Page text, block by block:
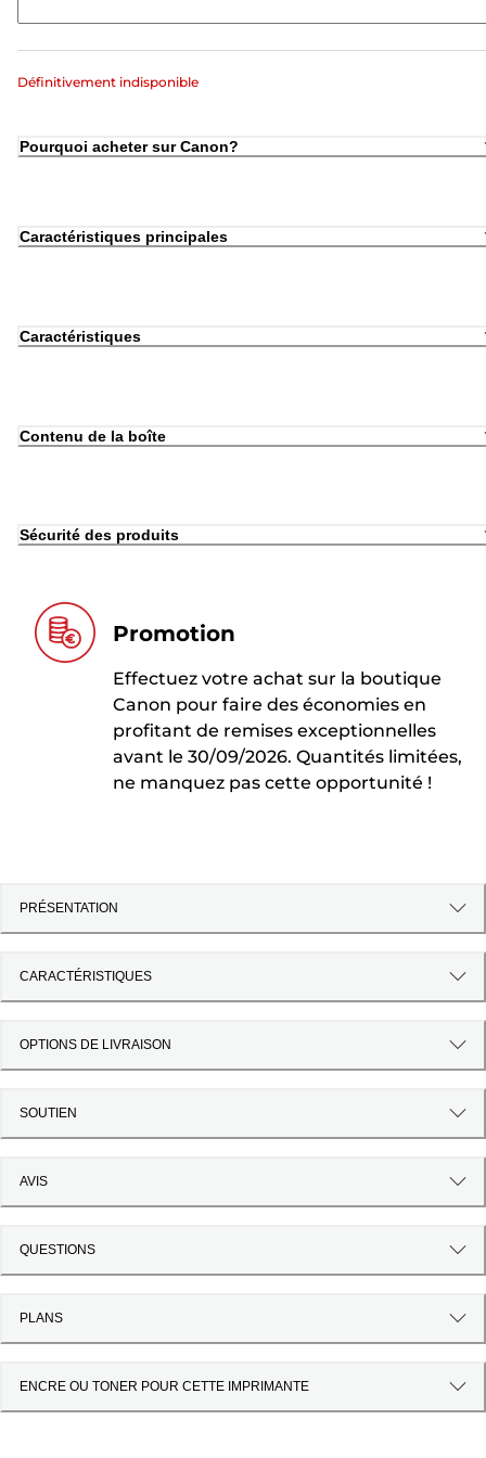
Définitivement indisponible
Pourquoi acheter sur Canon?
Caractéristiques principales
Caractéristiques
Contenu de la boîte
Sécurité des produits
Promotion
Effectuez votre achat sur la boutique
Canon pour faire des économies en
profitant de remises exceptionnelles
avant le 30/09/2026. Quantités limitées,
ne manquez pas cette opportunité !
PRÉSENTATION
CARACTÉRISTIQUES
OPTIONS DE LIVRAISON
SOUTIEN
AVIS
QUESTIONS
PLANS
ENCRE OU TONER POUR CETTE IMPRIMANTE